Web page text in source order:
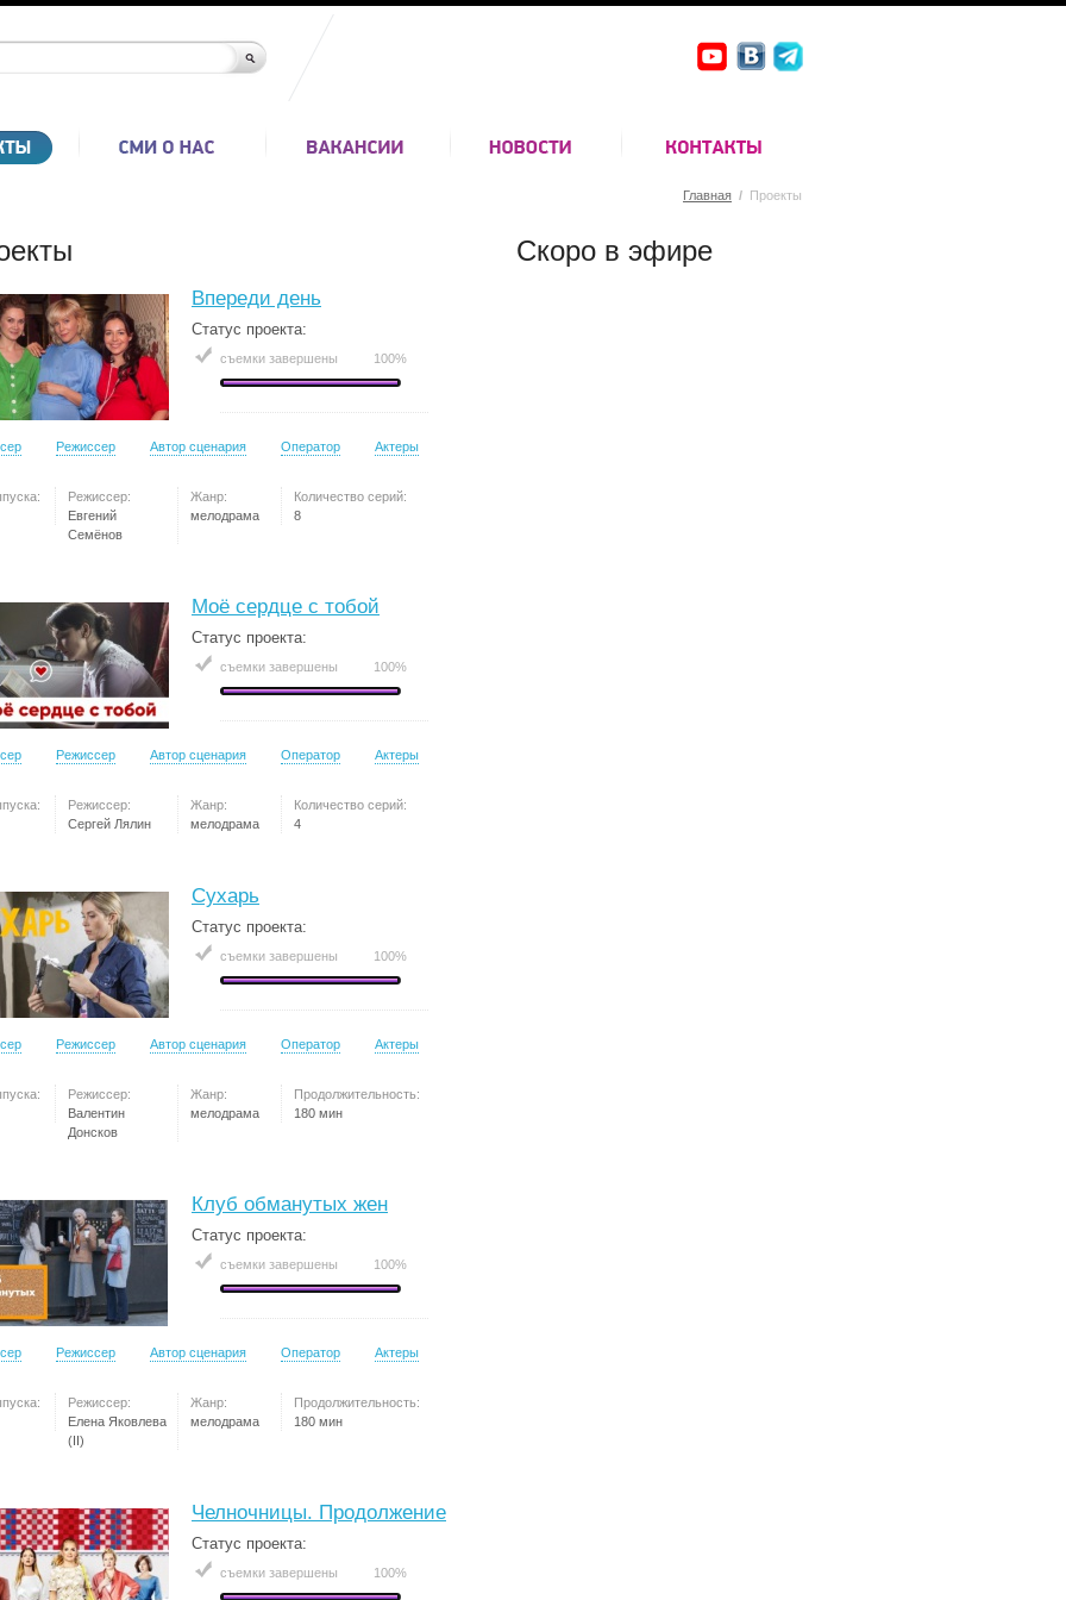
Главная / Проекты
Впереди день
Статус проекта:
съемки завершены 100%
Режиссер Автор сценария Оператор Актеры
Режиссер:
Евгений
Семёнов
Жанр:
мелодрама
Количество серий:
8
Моё сердце с тобой
Статус проекта:
съемки завершены 100%
Режиссер Автор сценария Оператор Актеры
Режиссер:
Сергей Лялин
Жанр:
мелодрама
Количество серий:
4
Сухарь
Статус проекта:
съемки завершены 100%
Режиссер Автор сценария Оператор Актеры
Режиссер:
Валентин
Донсков
Жанр:
мелодрама
Продолжительность:
180 мин
Клуб обманутых жен
Статус проекта:
съемки завершены 100%
Режиссер Автор сценария Оператор Актеры
Режиссер:
Елена Яковлева
(II)
Жанр:
мелодрама
Продолжительность:
180 мин
Челночницы. Продолжение
Статус проекта:
съемки завершены 100%
Скоро в эфире